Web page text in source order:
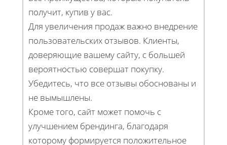
получит, купив у вас.
Для увеличения продаж важно внедрение
пользовательских отзывов. Клиенты,
доверяющие вашему сайту, с большей
вероятностью совершат покупку.
Убедитесь, что все отзывы обоснованы и
не вымышлены.
Кроме того, сайт может помочь с
улучшением брендинга, благодаря
которому формируется положительное